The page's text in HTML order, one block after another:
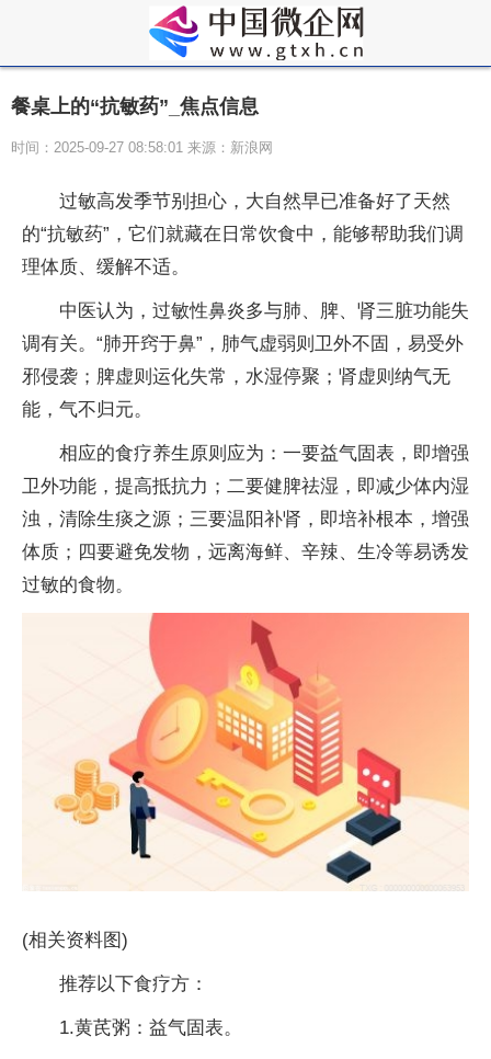
餐桌上的“抗敏药”_焦点信息
时间：2025-09-27 08:58:01 来源：新浪网
过敏高发季节别担心，大自然早已准备好了天然
的“抗敏药”，它们就藏在日常饮食中，能够帮助我们调
理体质、缓解不适。
中医认为，过敏性鼻炎多与肺、脾、肾三脏功能失
调有关。“肺开窍于鼻”，肺气虚弱则卫外不固，易受外
邪侵袭；脾虚则运化失常，水湿停聚；肾虚则纳气无
能，气不归元。
相应的食疗养生原则应为：一要益气固表，即增强
卫外功能，提高抵抗力；二要健脾祛湿，即减少体内湿
浊，清除生痰之源；三要温阳补肾，即培补根本，增强
体质；四要避免发物，远离海鲜、辛辣、生冷等易诱发
过敏的食物。
(相关资料图)
推荐以下食疗方：
1.黄芪粥：益气固表。